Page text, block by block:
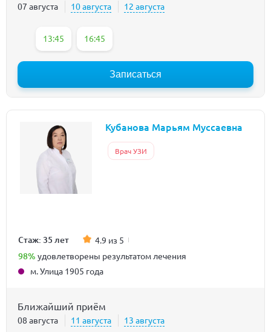
07 августа 10 августа 12 августа
13:45 16:45
Записаться
Кубанова Марьям Муссаевна
Врач УЗИ
Стаж: 35 лет 4.9 из 5
98% удовлетворены результатом лечения
м. Улица 1905 года
Ближайший приём
08 августа 11 августа 13 августа